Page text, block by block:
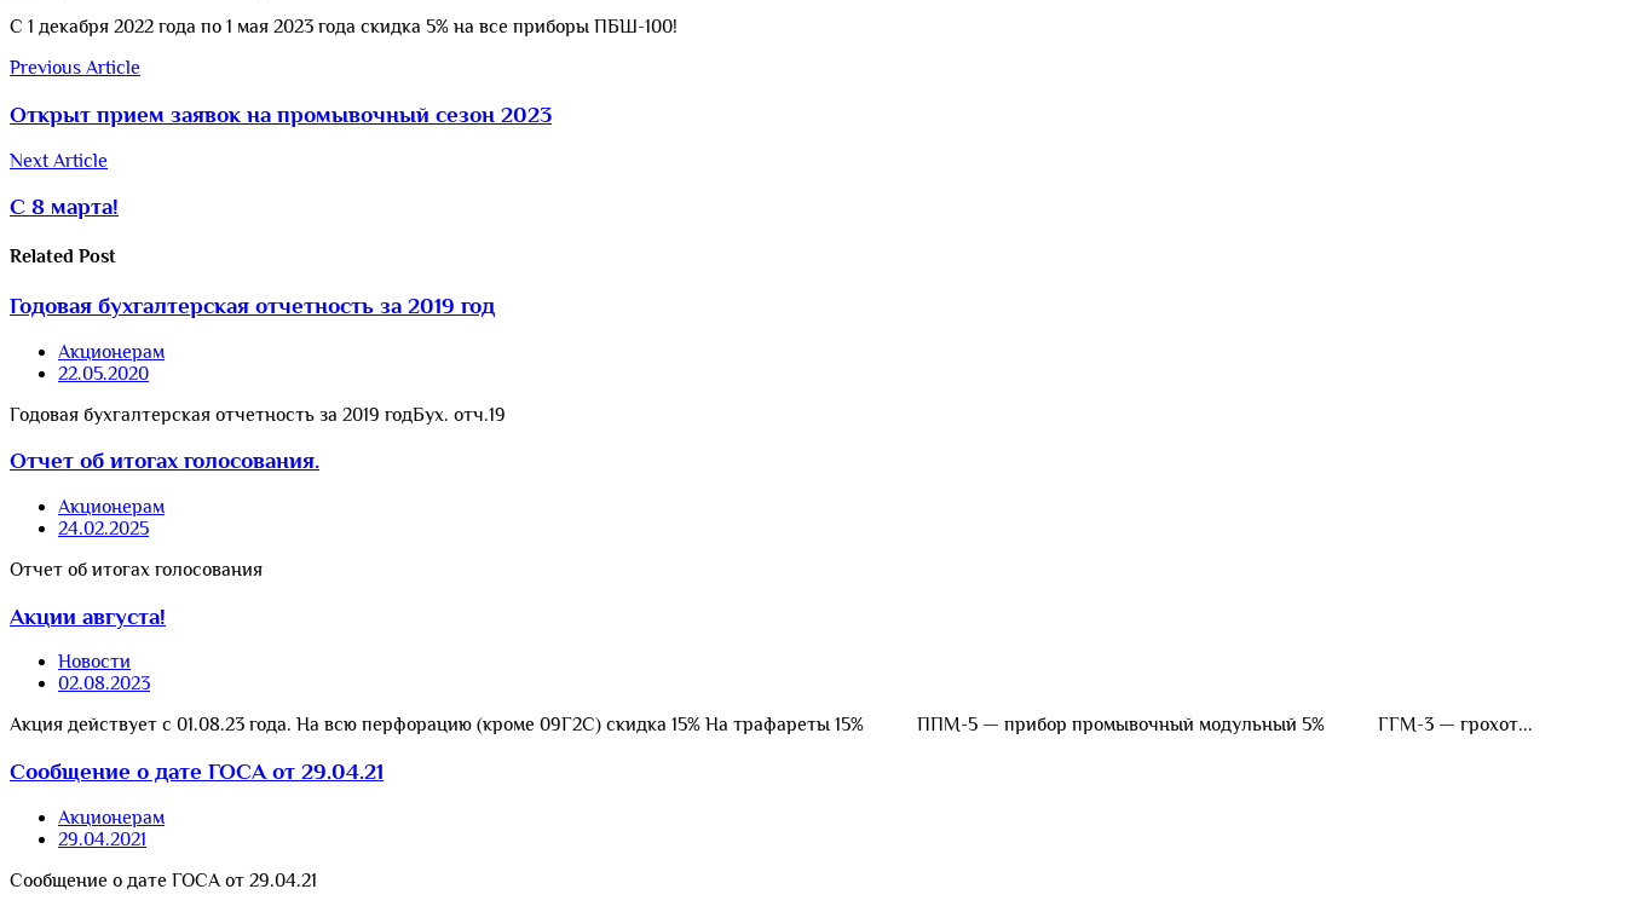
С 1 декабря 2022 года по 1 мая 2023 года скидка 5% на все приборы ПБШ-100!
Previous Article
Открыт прием заявок на промывочный сезон 2023
Next Article
С 8 марта!
Related Post
Годовая бухгалтерская отчетность за 2019 год
Акционерам
22.05.2020
Годовая бухгалтерская отчетность за 2019 годБух. отч.19
Отчет об итогах голосования.
Акционерам
24.02.2025
Отчет об итогах голосования
Акции августа!
Новости
02.08.2023
Акция действует с 01.08.23 года. На всю перфорацию (кроме 09Г2С) скидка 15% На трафареты 15% ППМ-5 — прибор промывочный модульный 5% ГГМ-3 — грохот...
Сообщение о дате ГОСА от 29.04.21
Акционерам
29.04.2021
Сообщение о дате ГОСА от 29.04.21